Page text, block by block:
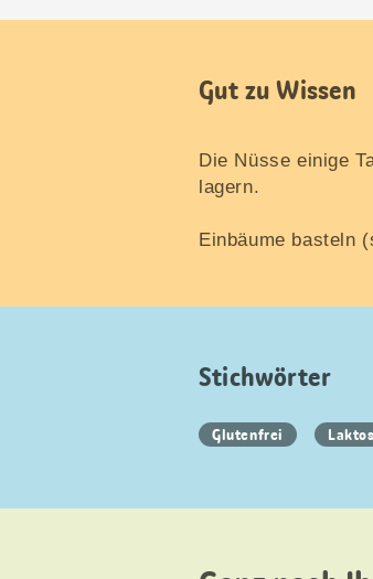
Gut zu Wissen
Die Nüsse einige
lagern.
Einbäume basteln
Stichwörter
Glutenfrei